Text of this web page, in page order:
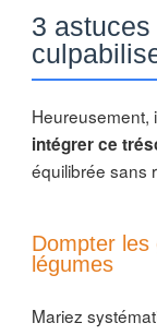
3
Heureusement,
intégrer ce
équilibrée sans
Dompter
légumes
Mariez